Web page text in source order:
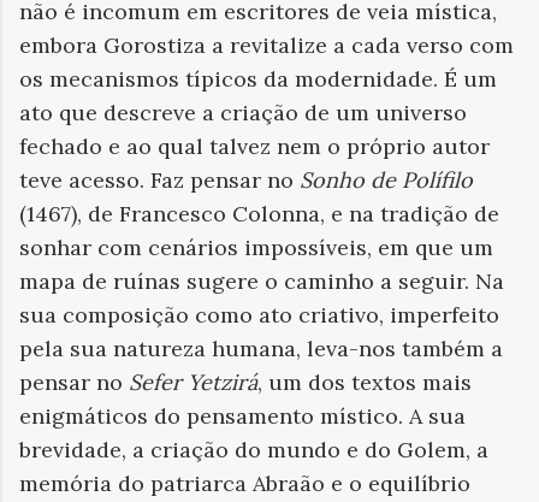
não é incomum em escritores de veia mística,
embora Gorostiza a revitalize a cada verso com
os mecanismos típicos da modernidade. É um
ato que descreve a criação de um universo
fechado e ao qual talvez nem o próprio autor
teve acesso. Faz pensar no Sonho de Polífilo
(1467), de Francesco Colonna, e na tradição de
sonhar com cenários impossíveis, em que um
mapa de ruínas sugere o caminho a seguir. Na
sua composição como ato criativo, imperfeito
pela sua natureza humana, leva-nos também a
pensar no Sefer Yetzirá, um dos textos mais
enigmáticos do pensamento místico. A sua
brevidade, a criação do mundo e do Golem, a
memória do patriarca Abraão e o equilíbrio